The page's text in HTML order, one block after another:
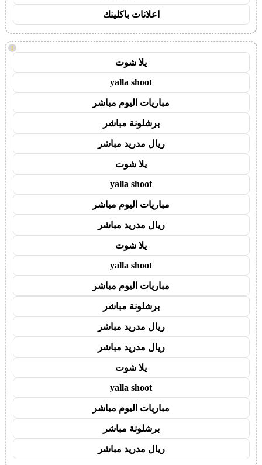
اعلانات باكلينك
!
يلا شوت
yalla shoot
مباريات اليوم مباشر
برشلونة مباشر
ريال مدريد مباشر
يلا شوت
yalla shoot
مباريات اليوم مباشر
ريال مدريد مباشر
يلا شوت
yalla shoot
مباريات اليوم مباشر
برشلونة مباشر
ريال مدريد مباشر
ريال مدريد مباشر
يلا شوت
yalla shoot
مباريات اليوم مباشر
برشلونة مباشر
ريال مدريد مباشر